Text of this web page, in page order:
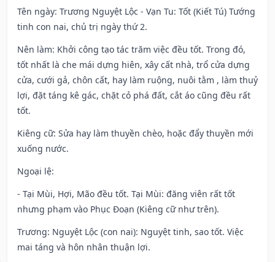
Tên ngày: Trương Nguyệt Lộc - Vạn Tu: Tốt (Kiết Tú) Tướng
tinh con nai, chủ trị ngày thứ 2.
Nên làm: Khởi công tạo tác trăm việc đều tốt. Trong đó,
tốt nhất là che mái dựng hiên, xây cất nhà, trổ cửa dựng
cửa, cưới gả, chôn cất, hay làm ruộng, nuôi tằm , làm thuỷ
lợi, đặt táng kê gác, chặt cỏ phá đất, cắt áo cũng đều rất
tốt.
Kiêng cữ: Sửa hay làm thuyền chèo, hoặc đẩy thuyền mới
xuống nước.
Ngoại lệ:
- Tại Mùi, Hợi, Mão đều tốt. Tại Mùi: đăng viên rất tốt
nhưng phạm vào Phục Đoạn (Kiêng cữ như trên).
Trương: Nguyệt Lộc (con nai): Nguyệt tinh, sao tốt. Việc
mai táng và hôn nhân thuận lợi.